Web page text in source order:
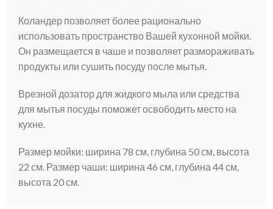
Коландер позволяет более рационально
использовать пространство Вашей кухонной мойки.
Он размещается в чаше и позволяет размораживать
продукты или сушить посуду после мытья.
Врезной дозатор для жидкого мыла или средства
для мытья посуды поможет освободить место на
кухне.
Размер мойки: ширина 78 см, глубина 50 см, высота
22 см. Размер чаши: ширина 46 см, глубина 44 см,
высота 20 см.